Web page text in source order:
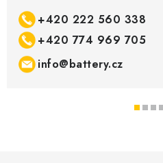
+420 222 560 338
+420 774 969 705
info@battery.cz